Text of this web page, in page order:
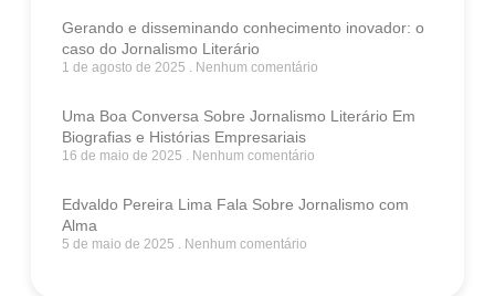
Gerando e disseminando conhecimento inovador: o
caso do Jornalismo Literário
1 de agosto de 2025 Nenhum comentário
Uma Boa Conversa Sobre Jornalismo Literário Em
Biografias e Histórias Empresariais
16 de maio de 2025 Nenhum comentário
Edvaldo Pereira Lima Fala Sobre Jornalismo com
Alma
5 de maio de 2025 Nenhum comentário